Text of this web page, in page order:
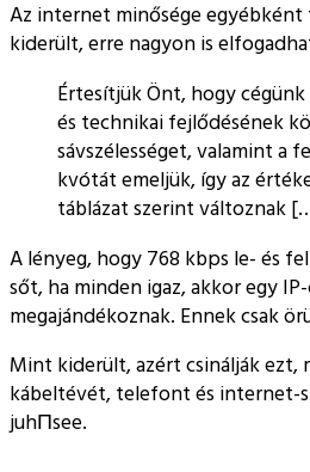
Az internet minősége
kiderült, erre nagyon is
Értesítjük Önt, hogy
és technikai fejlődésének
sávszélességet, valamint a
kvótát emeljük, így az
táblázat szerint változnak
A lényeg, hogy 768 kbps le- és
sőt, ha minden igaz, akkor egy
megajándékoznak. Ennek csak
Mint kiderült, azért csinálják ezt,
kábeltévét, telefont és internet-
juhΠsee.